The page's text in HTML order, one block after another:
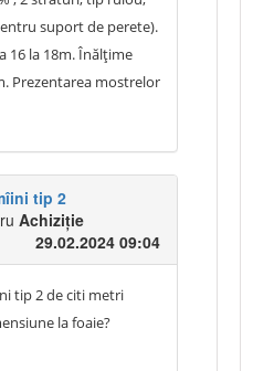
suport de perete).
16 la 18m. Înălțime
Prezentarea mostrelor
tip 2
Achiziție
29.02.2024 09:04
tip 2 de citi metri
la foaie?